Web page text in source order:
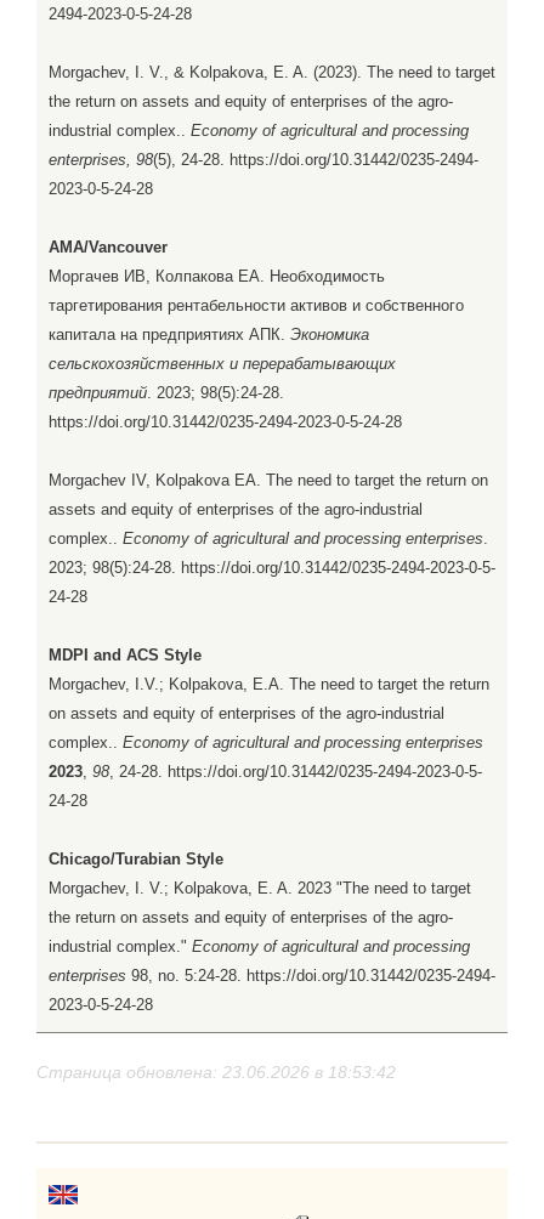
2494-2023-0-5-24-28
Morgachev, I. V., & Kolpakova, E. A. (2023). The need to target
the return on assets and equity of enterprises of the agro-
industrial complex.. Economy of agricultural and processing
enterprises, 98(5), 24-28. https://doi.org/10.31442/0235-2494-
2023-0-5-24-28
AMA/Vancouver
Моргачев ИВ, Колпакова ЕА. Необходимость
таргетирования рентабельности активов и собственного
капитала на предприятиях АПК. Экономика
сельскохозяйственных и перерабатывающих
предприятий. 2023; 98(5):24-28.
https://doi.org/10.31442/0235-2494-2023-0-5-24-28
Morgachev IV, Kolpakova EA. The need to target the return on
assets and equity of enterprises of the agro-industrial
complex.. Economy of agricultural and processing enterprises.
2023; 98(5):24-28. https://doi.org/10.31442/0235-2494-2023-0-5-
24-28
MDPI and ACS Style
Morgachev, I.V.; Kolpakova, E.A. The need to target the return
on assets and equity of enterprises of the agro-industrial
complex.. Economy of agricultural and processing enterprises
2023, 98, 24-28. https://doi.org/10.31442/0235-2494-2023-0-5-
24-28
Chicago/Turabian Style
Morgachev, I. V.; Kolpakova, E. A. 2023 "The need to target
the return on assets and equity of enterprises of the agro-
industrial complex." Economy of agricultural and processing
enterprises 98, no. 5:24-28. https://doi.org/10.31442/0235-2494-
2023-0-5-24-28
Страница обновлена: 23.06.2026 в 18:53:42